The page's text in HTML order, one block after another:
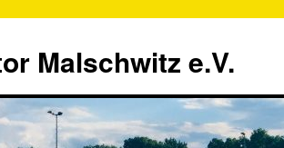
Malschwitz e.V.